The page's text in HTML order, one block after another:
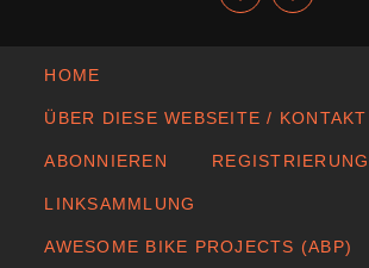
HOME
ÜBER DIESE WEBSEITE /
ABONNIEREN
LINKSAMMLUNG
AWESOME BIKE PROJECTS (ABP)